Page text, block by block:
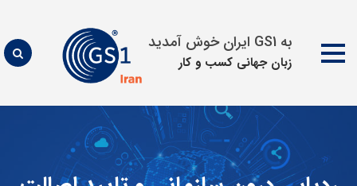
به GS1 ایران خوش آمدید
زبان جهانی كسب و كار
محتوا